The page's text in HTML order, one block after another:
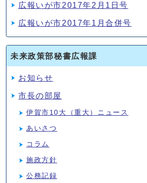
広報いが市2017年2月1日号
広報いが市2017年1月合併号
未来政策部秘書広報課
お知らせ
市長の部屋
伊賀市10大（重大）ニュース
あいさつ
コラム
施政方針
公務記録